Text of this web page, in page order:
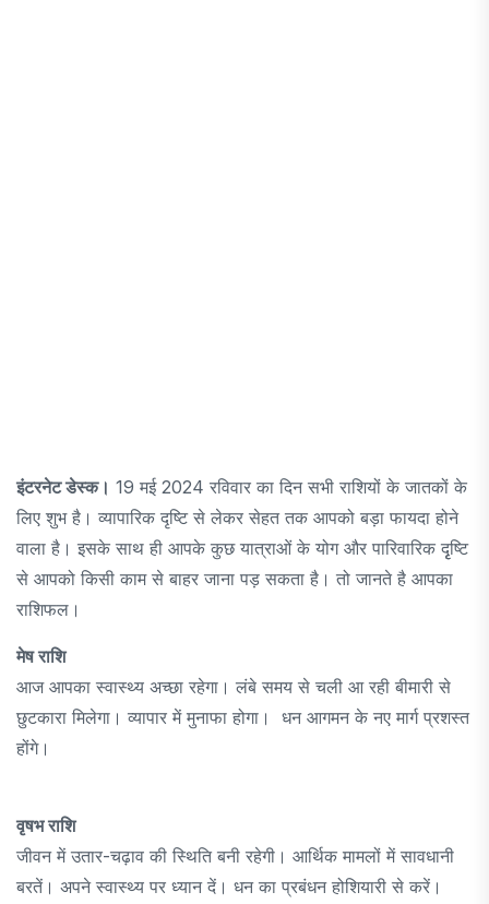
इंटरनेट डेस्क। 19 मई 2024 रविवार का दिन सभी राशियों के जातकों के
लिए शुभ है। व्यापारिक दृष्टि से लेकर सेहत तक आपको बड़ा फायदा होने
वाला है। इसके साथ ही आपके कुछ यात्राओं के योग और पारिवारिक दृृष्टि
से आपको किसी काम से बाहर जाना पड़ सकता है। तो जानते है आपका
राशिफल।
मेष राशि
आज आपका स्वास्थ्य अच्छा रहेगा। लंबे समय से चली आ रही बीमारी से
छुटकारा मिलेगा। व्यापार में मुनाफा होगा। धन आगमन के नए मार्ग प्रशस्त
होंगे।
वृषभ राशि
जीवन में उतार-चढ़ाव की स्थिति बनी रहेगी। आर्थिक मामलों में सावधानी
बरतें। अपने स्वास्थ्य पर ध्यान दें। धन का प्रबंधन होशियारी से करें।